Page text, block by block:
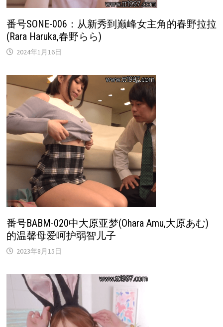
番号SONE-006：从新秀到巅峰女主角的春野拉拉
(Rara Haruka,春野らら)
2024年1月16日
番号BABM-020中大原亚梦(Ohara Amu,大原あむ)
的温馨母爱呵护弱智儿子
2023年8月15日